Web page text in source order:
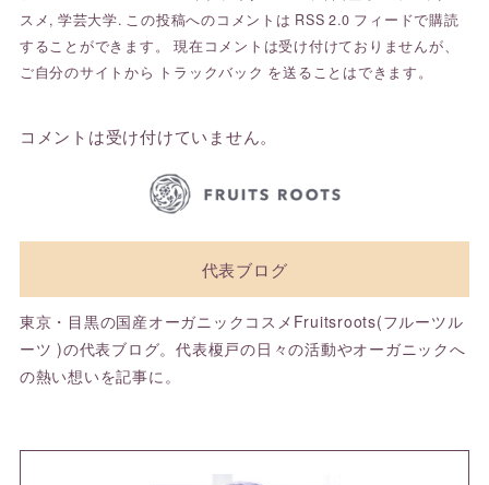
スメ, 学芸大学. この投稿へのコメントは RSS 2.0 フィードで購読
することができます。 現在コメントは受け付けておりませんが、
ご自分のサイトから トラックバック を送ることはできます。
コメントは受け付けていません。
代表ブログ
東京・目黒の国産オーガニックコスメFruitsroots(フルーツル
ーツ )の代表ブログ。代表榎戸の日々の活動やオーガニックへ
の熱い想いを記事に。